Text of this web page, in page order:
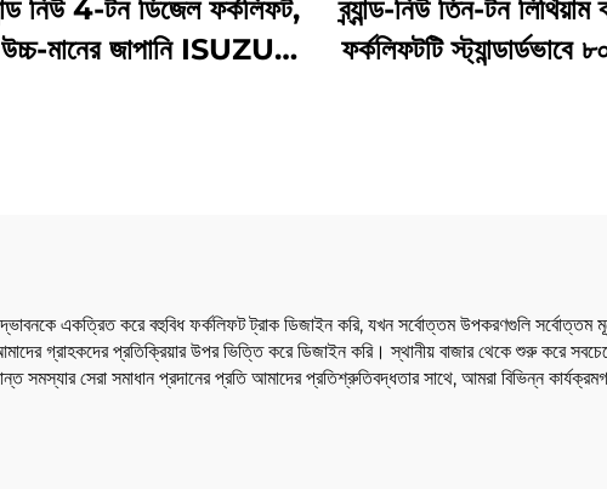
নিউ 4-টন ডিজেল ফর্কলিফট,
উচ্চ-মানের জাপানি ISUZU
ব্র্যান্ড-নিউ তিন-টন লিথিয়াম
ফর্কলিফটটি স্ট্যান্ডার্ডভাবে ৮০
একত্রিত করে বহুবিধ ফর্কলিফট ট্রাক ডিজাইন করি, যখন সর্বোত্তম উপকরণগুলি সর্বোত্তম
গ্রাহকদের প্রতিক্রিয়ার উপর ভিত্তি করে ডিজাইন করি। স্থানীয় বাজার থেকে শুরু করে
সমস্যার সেরা সমাধান প্রদানের প্রতি আমাদের প্রতিশ্রুতিবদ্ধতার সাথে, আমরা বিভিন্ন